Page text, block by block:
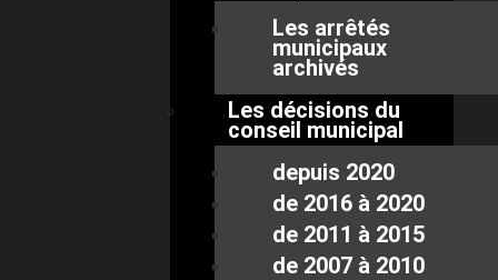
Les arrêtés
municipaux
archivés
Les décisions du
conseil municipal
depuis 2020
de 2016 à 2020
de 2011 à 2015
de 2007 à 2010